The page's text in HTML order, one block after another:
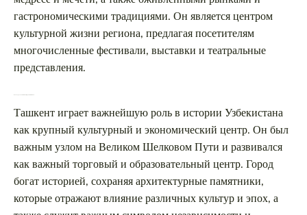
гастрономическими традициями. Он является центром
культурной жизни региона, предлагая посетителям
многочисленные фестивали, выставки и театральные
представления.
Ташкент играет важнейшую роль в истории Узбекистана
как крупный культурный и экономический центр. Он был
важным узлом на Великом Шелковом Пути и развивался
как важный торговый и образовательный центр. Город
богат историей, сохраняя архитектурные памятники,
которые отражают влияние различных культур и эпох, а